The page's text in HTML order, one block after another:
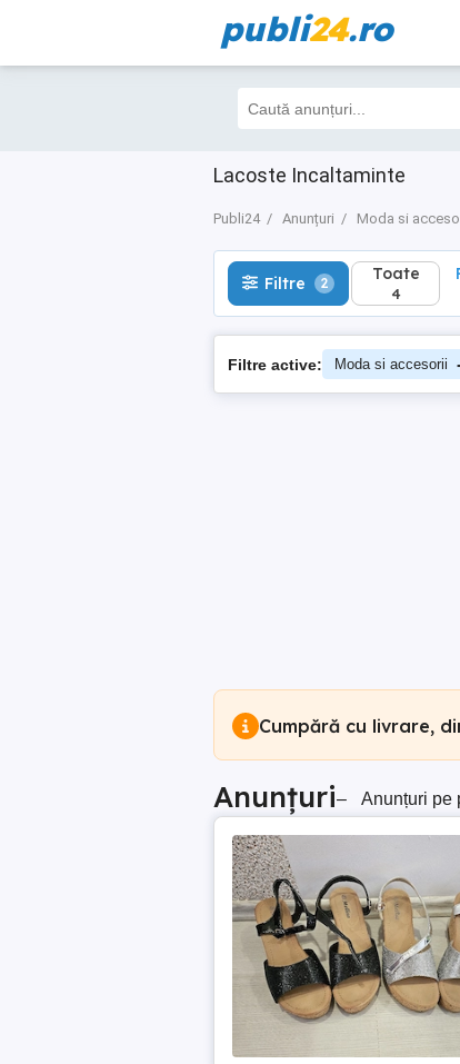
publi24.ro
Lacoste Incaltaminte
Publi24 Anunțuri Moda si
Filtre 2 Toate
4
Filtre 2 Toate
4
Filtre active: Moda si accesorii
Cumpără cu livrare,
Anunțuri– Anunțuri pe